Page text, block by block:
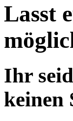
Lasst
Ihr
keinen